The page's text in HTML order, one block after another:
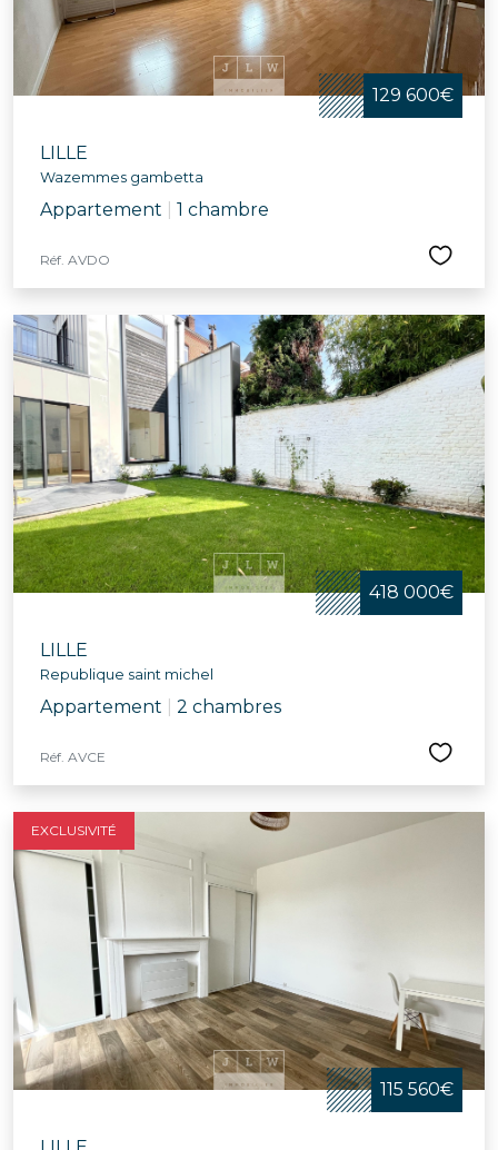
129 600€
LILLE
Wazemmes gambetta
Appartement 1 chambre
Réf. AVDO
418 000€
LILLE
Republique saint michel
Appartement 2 chambres
Réf. AVCE
EXCLUSIVITÉ
115 560€